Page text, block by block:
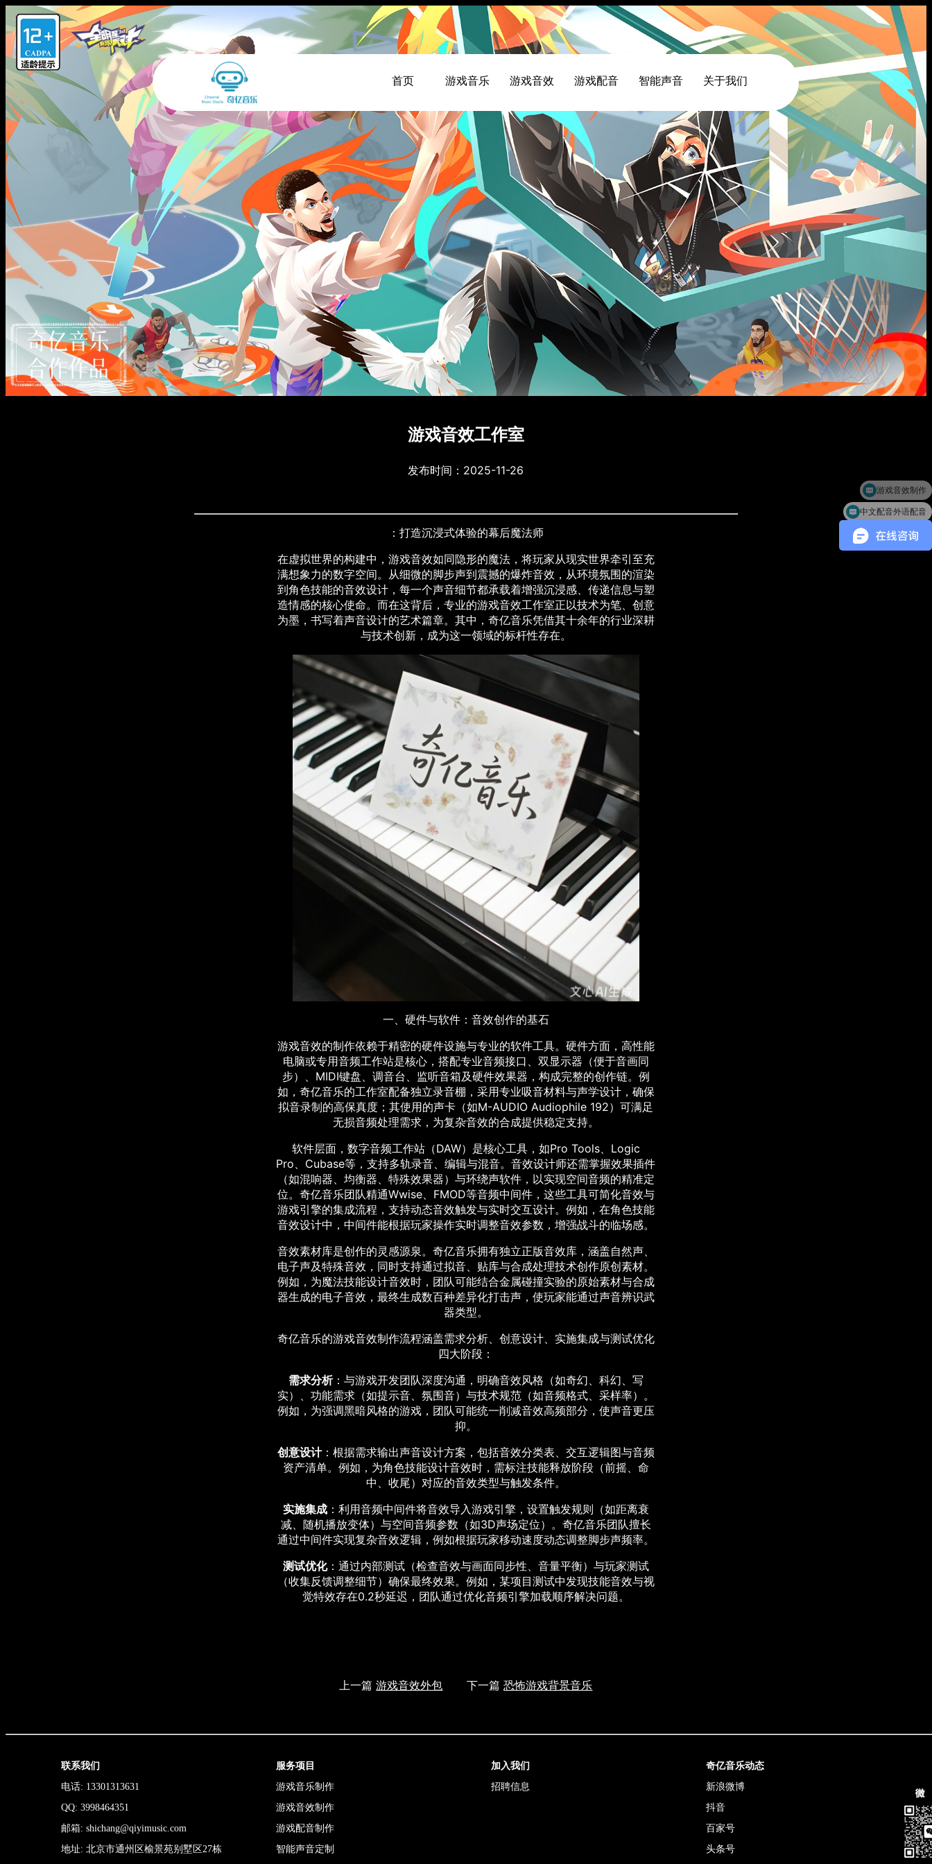
首页 游戏音乐 游戏音效 游戏配音 智能声音 关于我们
游戏音效工作室
发布时间：2025-11-26
：打造沉浸式体验的幕后魔法师
在虚拟世界的构建中，游戏音效如同隐形的魔法，将玩家从现实世界牵引至充
满想象力的数字空间。从细微的脚步声到震撼的爆炸音效，从环境氛围的渲染
到角色技能的音效设计，每一个声音细节都承载着增强沉浸感、传递信息与塑
造情感的核心使命。而在这背后，专业的游戏音效工作室正以技术为笔、创意
为墨，书写着声音设计的艺术篇章。其中，奇亿音乐凭借其十余年的行业深耕
与技术创新，成为这一领域的标杆性存在。
一、硬件与软件：音效创作的基石
游戏音效的制作依赖于精密的硬件设施与专业的软件工具。硬件方面，高性能
电脑或专用音频工作站是核心，搭配专业音频接口、双显示器（便于音画同
步）、MIDI键盘、调音台、监听音箱及硬件效果器，构成完整的创作链。例
如，奇亿音乐的工作室配备独立录音棚，采用专业吸音材料与声学设计，确保
拟音录制的高保真度；其使用的声卡（如M-AUDIO Audiophile 192）可满足
无损音频处理需求，为复杂音效的合成提供稳定支持。
软件层面，数字音频工作站（DAW）是核心工具，如Pro Tools、Logic
Pro、Cubase等，支持多轨录音、编辑与混音。音效设计师还需掌握效果插件
（如混响器、均衡器、特殊效果器）与环绕声软件，以实现空间音频的精准定
位。奇亿音乐团队精通Wwise、FMOD等音频中间件，这些工具可简化音效与
游戏引擎的集成流程，支持动态音效触发与实时交互设计。例如，在角色技能
音效设计中，中间件能根据玩家操作实时调整音效参数，增强战斗的临场感。
音效素材库是创作的灵感源泉。奇亿音乐拥有独立正版音效库，涵盖自然声、
电子声及特殊音效，同时支持通过拟音、贴库与合成处理技术创作原创素材。
例如，为魔法技能设计音效时，团队可能结合金属碰撞实验的原始素材与合成
器生成的电子音效，最终生成数百种差异化打击声，使玩家能通过声音辨识武
器类型。
奇亿音乐的游戏音效制作流程涵盖需求分析、创意设计、实施集成与测试优化
四大阶段：
需求分析：与游戏开发团队深度沟通，明确音效风格（如奇幻、科幻、写
实）、功能需求（如提示音、氛围音）与技术规范（如音频格式、采样率）。
例如，为强调黑暗风格的游戏，团队可能统一削减音效高频部分，使声音更压
抑。
创意设计：根据需求输出声音设计方案，包括音效分类表、交互逻辑图与音频
资产清单。例如，为角色技能设计音效时，需标注技能释放阶段（前摇、命
中、收尾）对应的音效类型与触发条件。
实施集成：利用音频中间件将音效导入游戏引擎，设置触发规则（如距离衰
减、随机播放变体）与空间音频参数（如3D声场定位）。奇亿音乐团队擅长
通过中间件实现复杂音效逻辑，例如根据玩家移动速度动态调整脚步声频率。
测试优化：通过内部测试（检查音效与画面同步性、音量平衡）与玩家测试
（收集反馈调整细节）确保最终效果。例如，某项目测试中发现技能音效与视
觉特效存在0.2秒延迟，团队通过优化音频引擎加载顺序解决问题。
上一篇游戏音效外包 下一篇恐怖游戏背景音乐
联系我们
电话: 13301313631
QQ: 3998464351
邮箱: shichang@qiyimusic.com
地址: 北京市通州区榆景苑别墅区27栋
服务项目
游戏音乐制作
游戏音效制作
游戏配音制作
智能声音定制
加入我们
招聘信息
奇亿音乐动态
新浪微博
抖音
百家号
头条号
中文配音外语配音